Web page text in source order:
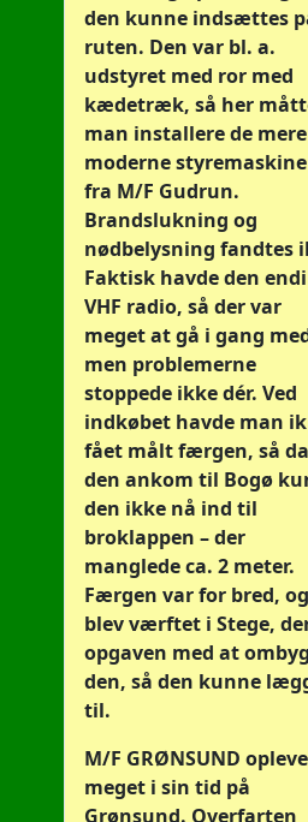
den kunne indsættes
ruten. Den var bl. a.
udstyret med ror med
kædetræk, så her
man installere de mere
moderne
fra M/F Gudrun.
Brandslukning og
nødbelysning fandtes
Faktisk havde den
VHF radio, så der var
meget at gå i gang
men problemerne
stoppede ikke dér. Ved
indkøbet havde man
fået målt færgen, så da
den ankom til Bogø
den ikke nå ind til
broklappen – der
manglede ca. 2 meter.
Færgen var for bred,
blev værftet i Stege,
opgaven med at
den, så den kunne
til.
M/F GRØNSUND
meget i sin tid på
Grønsund. Overfarten